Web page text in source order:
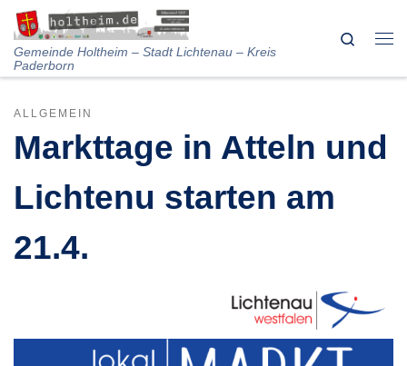
Skip to content
Gemeinde Holtheim – Stadt Lichtenau – Kreis
Paderborn
Search
ALLGEMEIN
Markttage in Atteln und
Lichtenu starten am
21.4.